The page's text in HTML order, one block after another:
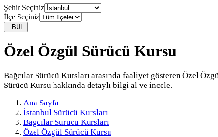
Şehir Seçiniz
İlçe Seçiniz
BUL
Özel Özgül Sürücü Kursu
Bağcılar Sürücü Kursları arasında faaliyet gösteren Özel
Sürücü Kursu hakkında detaylı bilgi al ve incele.
Ana Sayfa
İstanbul Sürücü Kursları
Bağcılar Sürücü Kursları
Özel Özgül Sürücü Kursu